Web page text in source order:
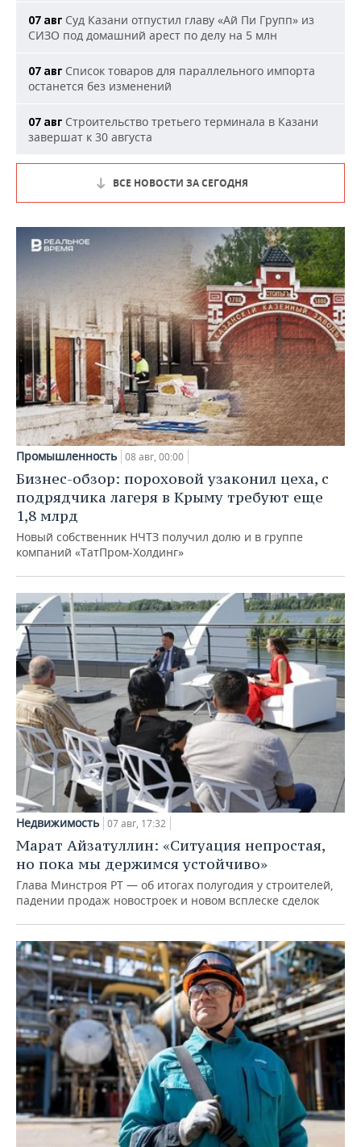
07 авг Суд Казани отпустил главу «Ай Пи Групп» из
СИЗО под домашний арест по делу на 5 млн
07 авг Список товаров для параллельного импорта
останется без изменений
07 авг Строительство третьего терминала в Казани
завершат к 30 августа
ВСЕ НОВОСТИ ЗА СЕГОДНЯ
Промышленность 08 авг, 00:00
Бизнес-обзор: пороховой узаконил цеха, с
подрядчика лагеря в Крыму требуют еще
1,8 млрд
Новый собственник НЧТЗ получил долю и в группе
компаний «ТатПром-Холдинг»
Недвижимость 07 авг, 17:32
Марат Айзатуллин: «Ситуация непростая,
но пока мы держимся устойчиво»
Глава Минстроя РТ — об итогах полугодия у строителей,
падении продаж новостроек и новом всплеске сделок